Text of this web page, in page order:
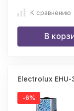
К сравнению
В
Electrolux
-6%